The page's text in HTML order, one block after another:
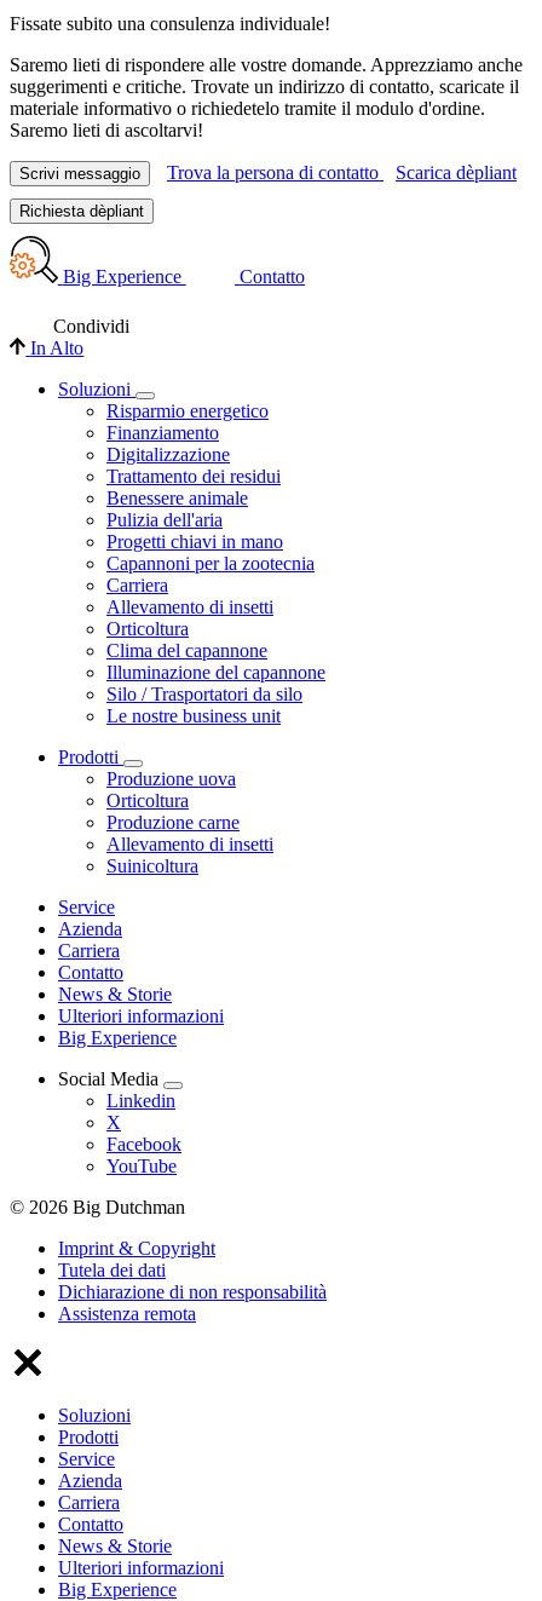
Fissate subito una consulenza individuale!
Saremo lieti di rispondere alle vostre domande. Apprezziamo anche
suggerimenti e critiche. Trovate un indirizzo di contatto, scaricate il
materiale informativo o richiedetelo tramite il modulo d'ordine.
Saremo lieti di ascoltarvi!
Scrivi messaggio Trova la persona di contatto Scarica dèpliant
Richiesta dèpliant
Big Experience Contatto
Condividi
In Alto
Soluzioni
Risparmio energetico
Finanziamento
Digitalizzazione
Trattamento dei residui
Benessere animale
Pulizia dell'aria
Progetti chiavi in mano
Capannoni per la zootecnia
Carriera
Allevamento di insetti
Orticoltura
Clima del capannone
Illuminazione del capannone
Silo / Trasportatori da silo
Le nostre business unit
Prodotti
Produzione uova
Orticoltura
Produzione carne
Allevamento di insetti
Suinicoltura
Service
Azienda
Carriera
Contatto
News & Storie
Ulteriori informazioni
Big Experience
Social Media
Linkedin
X
Facebook
YouTube
© 2026 Big Dutchman
Imprint & Copyright
Tutela dei dati
Dichiarazione di non responsabilità
Assistenza remota
Soluzioni
Prodotti
Service
Azienda
Carriera
Contatto
News & Storie
Ulteriori informazioni
Big Experience